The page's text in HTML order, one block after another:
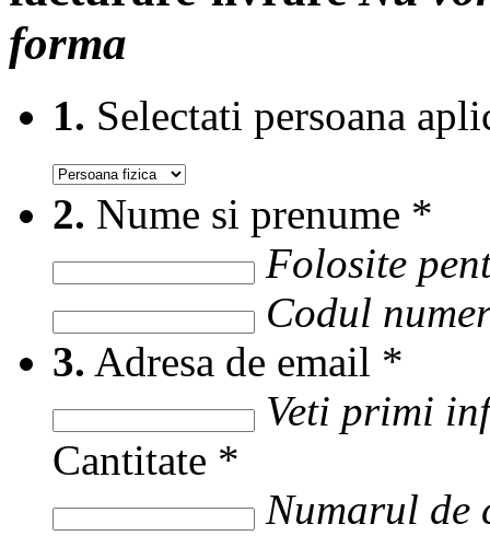
forma
1. Selectati persoana
2. Nume si prenume *
Folosite
Codul
3. Adresa de email *
Veti primi
Cantitate *
Numarul de